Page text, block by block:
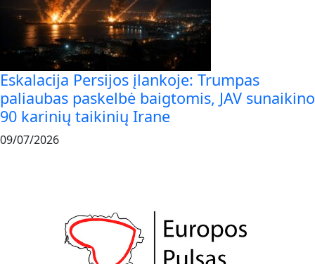
Eskalacija Persijos įlankoje: Trumpas
paliaubas paskelbė baigtomis, JAV sunaikino
90 karinių taikinių Irane
09/07/2026